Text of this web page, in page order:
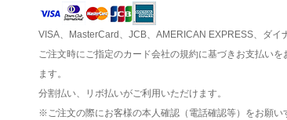
VISA、MasterCard、JCB、AMERICAN EXPRESS、ダイ
ご注文時にご指定のカード会社の規約に基づきお支払いを
ます。
分割払い、リボ払いがご利用いただけます。
※ご注文の際にお客様の本人確認（電話確認等）をお願い